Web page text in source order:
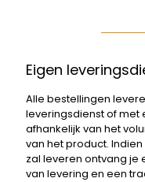
Eigen
Alle bestellingen
leveringsdienst of met
afhankelijk van het
van het product.
zal leveren ontvang je
van levering en een